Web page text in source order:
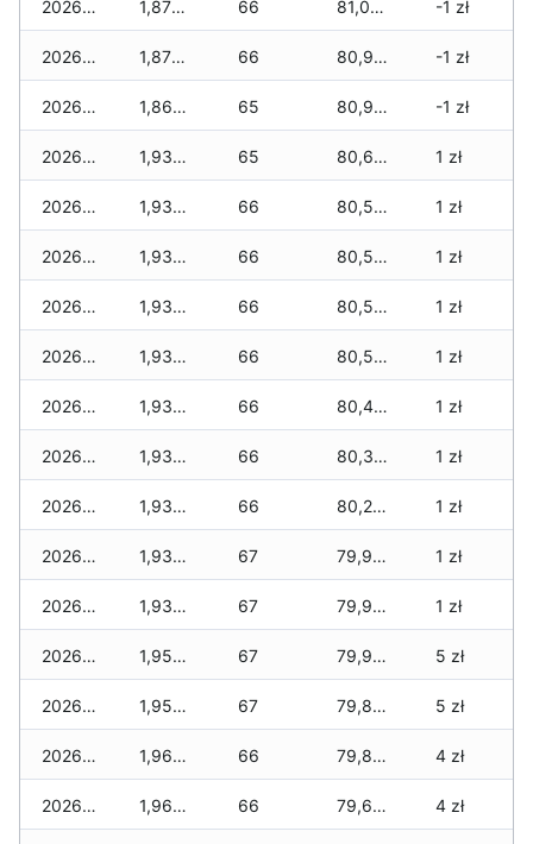
2026-05-14 1,870 zł 66 81,065 zł -1 zł
2026-05-13 1,870 zł 66 80,930 zł -1 zł
2026-05-12 1,860 zł 65 80,910 zł -1 zł
2026-05-09 1,930 zł 65 80,685 zł 1 zł
2026-05-08 1,930 zł 66 80,565 zł 1 zł
2026-05-07 1,930 zł 66 80,565 zł 1 zł
2026-05-06 1,930 zł 66 80,555 zł 1 zł
2026-05-05 1,930 zł 66 80,505 zł 1 zł
2026-05-04 1,930 zł 66 80,485 zł 1 zł
2026-05-03 1,930 zł 66 80,365 zł 1 zł
2026-05-02 1,930 zł 66 80,245 zł 1 zł
2026-05-01 1,930 zł 67 79,985 zł 1 zł
2026-04-30 1,930 zł 67 79,935 zł 1 zł
2026-04-29 1,950 zł 67 79,935 zł 5 zł
2026-04-28 1,950 zł 67 79,885 zł 5 zł
2026-04-27 1,965 zł 66 79,835 zł 4 zł
2026-04-26 1,965 zł 66 79,685 zł 4 zł